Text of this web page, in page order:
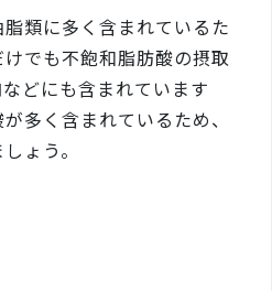
類に多く含まれているた
でも不飽和脂肪酸の摂取
どにも含まれています
多く含まれているため、
ょう。